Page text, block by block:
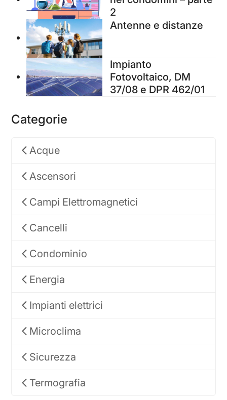
2
Antenne e distanze
Impianto
Fotovoltaico, DM
37/08 e DPR 462/01
Categorie
Acque
Ascensori
Campi Elettromagnetici
Cancelli
Condominio
Energia
Impianti elettrici
Microclima
Sicurezza
Termografia